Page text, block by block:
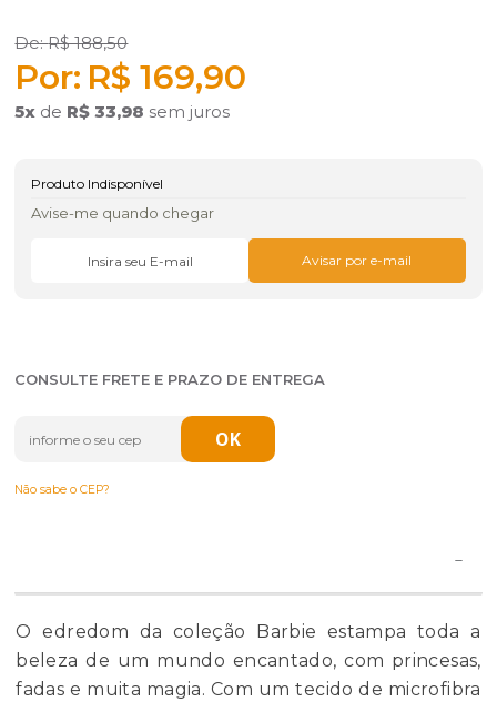
R$ 188,50
R$ 169,90
5x de R$ 33,98 sem juros
Produto Indisponível
Avise-me quando chegar
CONSULTE FRETE E PRAZO DE ENTREGA
Não sabe o CEP?
O edredom da coleção Barbie estampa toda a
beleza de um mundo encantado, com princesas,
fadas e muita magia. Com um tecido de microfibra